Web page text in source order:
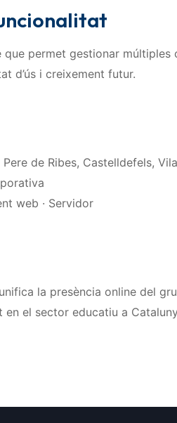
permet gestionar múltiples
d’ús i creixement futur.
de Ribes, Castelldefels,
web · Servidor
la presència online del
el sector educatiu a